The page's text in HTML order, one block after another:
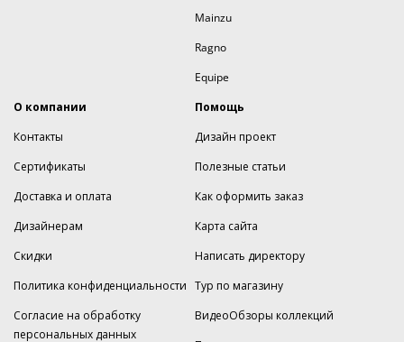
Mainzu
Ragno
Equipe
О компании
Контакты
Сертификаты
Доставка и оплата
Дизайнерам
Скидки
Политика конфиденциальности
Согласие на обработку
персональных данных
Помощь
Дизайн проект
Полезные статьи
Как оформить заказ
Карта сайта
Написать директору
Тур по магазину
ВидеоОбзоры коллекций